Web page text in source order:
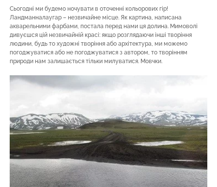
Сьогодні ми будемо ночувати в оточенні кольорових гір!
Ландманналаугар – незвичайне місце. Як картина, написана
акварельними фарбами, постала перед нами ця долина. Мимоволі
дивуєшся цій незвичайній красі: якщо розглядаючи інші творіння
людини, будь то художні творіння або архітектура, ми можемо
погоджуватися або не погоджуватися з автором, то творінням
природи нам залишається тільки милуватися. Мовчки.